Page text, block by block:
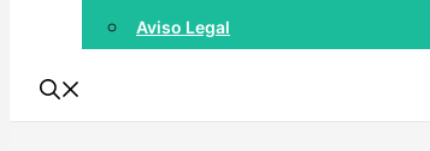
Aviso Legal